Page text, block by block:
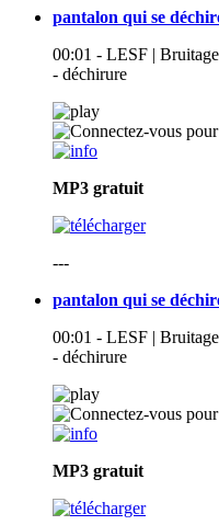
pantalon qui se
00:01 - LESF |
- déchirure
MP3 gratuit
---
pantalon qui se
00:01 - LESF |
- déchirure
MP3 gratuit